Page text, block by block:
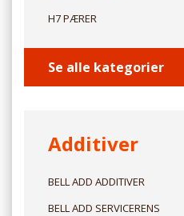
H7 PÆRER
Se alle kategorier
Additiver
BELL ADD ADDITIVER
BELL ADD SERVICERENS